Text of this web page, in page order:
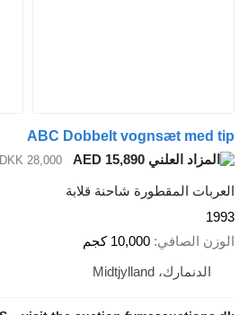
ABC Dobbelt vognsæt med tip
DKK 28,000
العربات المقطورة شاحنة قلابة
1993
الوزن الصافي 10,000 كجم
الدنمارك، Midtjylland